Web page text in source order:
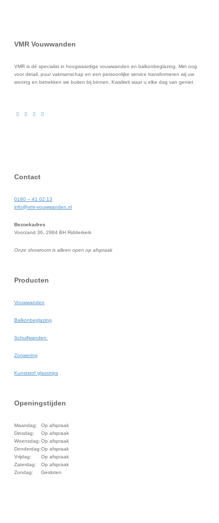
VMR Vouwwanden
VMR is dé specialist in hoogwaardige vouwwanden en balkonbeglazing. Met oog
voor detail, puur vakmanschap en een persoonlijke service transformeren wij uw
woning en betrekken we buiten bij binnen. Kwaliteit waar u elke dag van geniet.
Contact
0180 – 41 02 13
info@vmr-vouwwanden.nl
Bezoekadres
Voorzand 36, 2984 BH Ridderkerk
Onze showroom is alleen open op afspraak
Producten
Vouwwanden
Balkonbeglazing
Schuifwanden
Zonwering
Kunststof glasstrips
Openingstijden
Maandag:
Op afspraak
Dinsdag:
Op afspraak
Woensdag: Op afspraak
Donderdag:Op afspraak
Vrijdag:
Op afspraak
Zaterdag:
Op afspraak
Zondag:
Gesloten